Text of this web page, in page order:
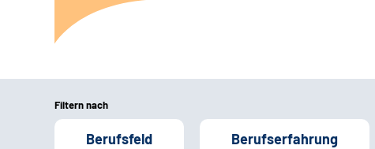
Filtern nach
Berufsfeld Berufserfahrung